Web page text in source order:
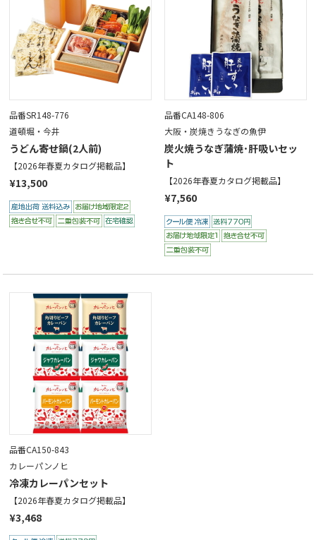
品番SR148-776
道頓堀・今井
うどん寄せ鍋(2人前)
【2026年春夏カタログ掲載品】
¥13,500
品番CA148-806
大阪・炭焼きうなぎの魚伊
炭火焼うなぎ蒲焼･肝吸いセッ
ト
【2026年春夏カタログ掲載品】
¥7,560
品番CA150-843
カレーパンノヒ
冷凍カレーパンセット
【2026年春夏カタログ掲載品】
¥3,468